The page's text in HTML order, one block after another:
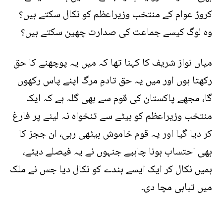
کروڑ عوام کے منتخب وزیراعظم کو نکال سکتے ہیں؟
وہ لوگ کیسے جماعت کی صدارت چھین سکتے ہیں؟
میاں نواز شریف کا کہنا تھا کہ میں یہ پوچھنے کا حق
رکھتا ہوں اور میں یہ حق تادمِ مرگ اپنے پاس رکھوں
گا، مجھے پاکستان کی قوم سے بھی گلہ ہے کہ ایک
منتخب وزیراعظم کو بیٹے سے تنخواہ نہ لینے پر فارغ
کر دیا گیا اور یہ قوم خاموش بیٹھی رہی، ان ججز کا
بھی احتساب ہونا چاہیے جنہوں نے یہ فیصلے دیئے،
ہمیں نکال کر ایک ایسے بندے کو نکال دیا جس نے ملک
میں تباہی مچا دی۔